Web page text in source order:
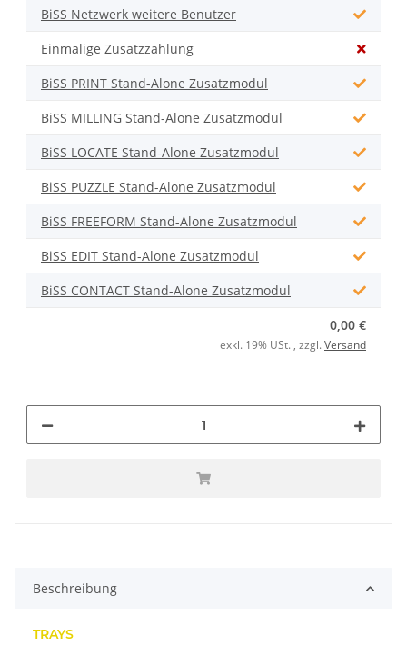
BiSS Netzwerk weitere Benutzer
Einmalige Zusatzzahlung
BiSS PRINT Stand-Alone Zusatzmodul
BiSS MILLING Stand-Alone Zusatzmodul
BiSS LOCATE Stand-Alone Zusatzmodul
BiSS PUZZLE Stand-Alone Zusatzmodul
BiSS FREEFORM Stand-Alone Zusatzmodul
BiSS EDIT Stand-Alone Zusatzmodul
BiSS CONTACT Stand-Alone Zusatzmodul
0,00 €
exkl. 19% USt. , zzgl.Versand
Beschreibung
TRAYS